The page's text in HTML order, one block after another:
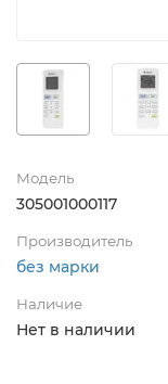
Модель
305001000117
Производитель
без марки
Наличие
Нет в наличии